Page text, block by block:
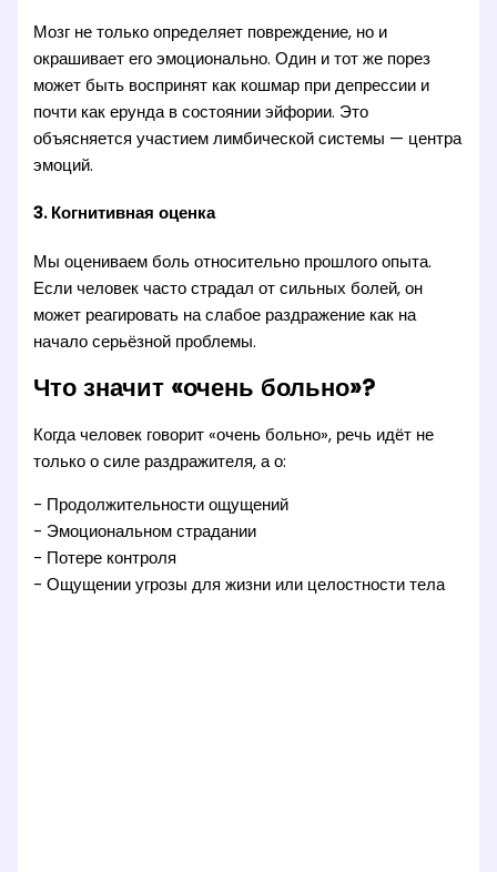
Мозг не только определяет повреждение, но и
окрашивает его эмоционально. Один и тот же порез
может быть воспринят как кошмар при депрессии и
почти как ерунда в состоянии эйфории. Это
объясняется участием лимбической системы — центра
эмоций.
3. Когнитивная оценка
Мы оцениваем боль относительно прошлого опыта.
Если человек часто страдал от сильных болей, он
может реагировать на слабое раздражение как на
начало серьёзной проблемы.
Что значит «очень больно»?
Когда человек говорит «очень больно», речь идёт не
только о силе раздражителя, а о:
- Продолжительности ощущений
- Эмоциональном страдании
- Потере контроля
- Ощущении угрозы для жизни или целостности тела